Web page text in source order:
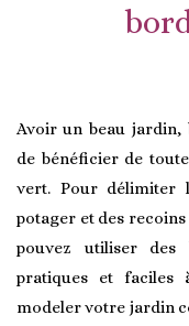
Avoir un beau jardin,
de bénéficier de
vert. Pour délimiter
potager et des
pouvez utiliser des
pratiques et faciles
modeler votre jardin